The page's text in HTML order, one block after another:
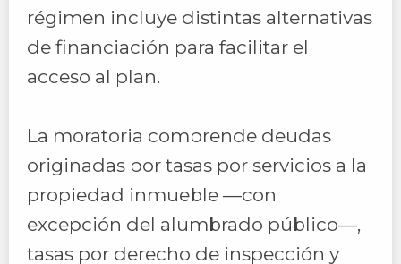
régimen incluye distintas alternativas
de financiación para facilitar el
acceso al plan.
La moratoria comprende deudas
originadas por tasas por servicios a la
propiedad inmueble —con
excepción del alumbrado público—,
tasas por derecho de inspección y